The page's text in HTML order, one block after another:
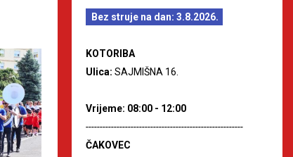
Bez struje na dan: 3.8.2026.
KOTORIBA
Ulica: SAJMIŠNA 16.
Vrijeme: 08:00 - 12:00
--------------------------------------------------------
ČAKOVEC